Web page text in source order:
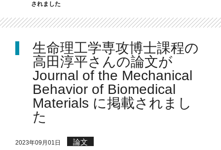
されました
生命理工学専攻博士課程の
高田淳平さんの論文が
Journal of the Mechanical
Behavior of Biomedical
Materials に掲載されまし
た
2023年09月01日 論文